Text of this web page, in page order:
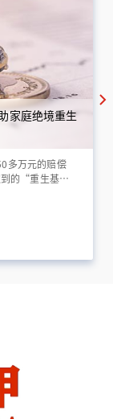
家庭绝境重生
多万元的赔偿
到的“重生基